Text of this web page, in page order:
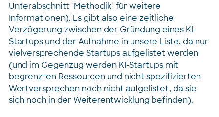
Unterabschnitt "Methodik" für weitere
Informationen). Es gibt also eine zeitliche
Verzögerung zwischen der Gründung eines KI-
Startups und der Aufnahme in unsere Liste, da nur
vielversprechende Startups aufgelistet werden
(und im Gegenzug werden KI-Startups mit
begrenzten Ressourcen und nicht spezifizierten
Wertversprechen noch nicht aufgelistet, da sie
sich noch in der Weiterentwicklung befinden).